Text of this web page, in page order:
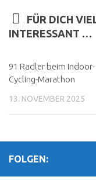
FÜR DICH
INTERESSANT …
91 Radler beim Indoor-
Cycling-Marathon
13. NOVEMBER 2025
FOLGEN: